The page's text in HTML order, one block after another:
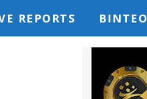
REPORTS ΒΊΝΤΕΟ